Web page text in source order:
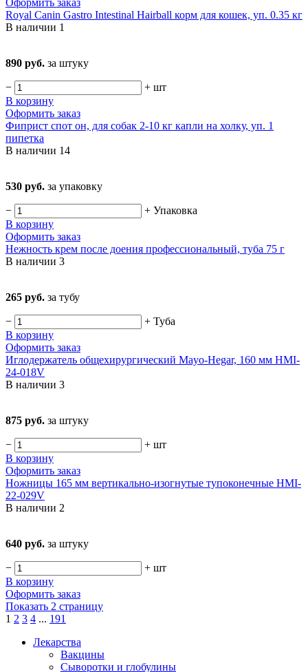
Оформить заказ
Royal Canin Gastro Intestinal Hairball корм для кошек, уп. 0.35 кг
В наличии 1
890 руб. за штуку
− + шт
В корзину
Оформить заказ
Фиприст спот он, для собак 2-10 кг капли на холку, уп. 1
пипетка
В наличии 14
530 руб. за упаковку
− + Упаковка
В корзину
Оформить заказ
Нежность крем после доения профессиональный, туба 75 г
В наличии 3
265 руб. за тубу
− + Туба
В корзину
Оформить заказ
Иглодержатель общехирургический Mayo-Hegar, 160 мм HMI-
24-018V
В наличии 3
875 руб. за штуку
− + шт
В корзину
Оформить заказ
Ножницы 165 мм вертикально-изогнутые тупоконечные HMI-
22-029V
В наличии 2
640 руб. за штуку
− + шт
В корзину
Оформить заказ
Показать 2 страницу
1 2 3 4 ... 191
Лекарства
Вакцины
Сыворотки и глобулины